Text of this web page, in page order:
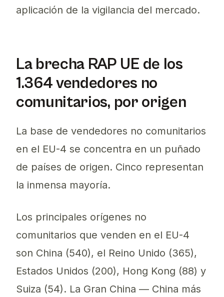
aplicación de la vigilancia del mercado.
La brecha RAP UE de los
1.364 vendedores no
comunitarios, por origen
La base de vendedores no comunitarios
en el EU-4 se concentra en un puñado
de países de origen. Cinco representan
la inmensa mayoría.
Los principales orígenes no
comunitarios que venden en el EU-4
son China (540), el Reino Unido (365),
Estados Unidos (200), Hong Kong (88) y
Suiza (54). La Gran China — China más